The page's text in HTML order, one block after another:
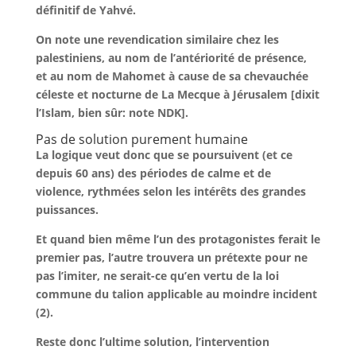
définitif de Yahvé.
On note une revendication similaire chez les
palestiniens, au nom de l’antériorité de présence,
et au nom de Mahomet à cause de sa chevauchée
céleste et nocturne de La Mecque à Jérusalem [dixit
l’Islam, bien sûr: note NDK].
Pas de solution purement humaine
La logique veut donc que se poursuivent (et ce
depuis 60 ans) des périodes de calme et de
violence, rythmées selon les intérêts des grandes
puissances.
Et quand bien même l’un des protagonistes ferait le
premier pas, l’autre trouvera un prétexte pour ne
pas l’imiter, ne serait-ce qu’en vertu de la loi
commune du talion applicable au moindre incident
(2).
Reste donc l’ultime solution, l’intervention